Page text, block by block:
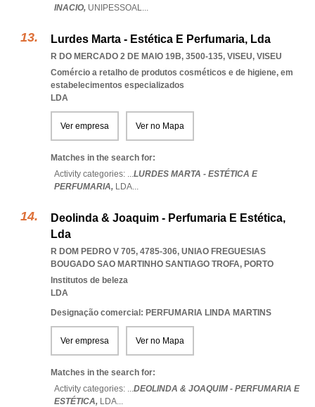
INACIO, UNIPESSOAL...
Lurdes Marta - Estética E Perfumaria, Lda
R DO MERCADO 2 DE MAIO 19B, 3500-135, VISEU, VISEU
Comércio a retalho de produtos cosméticos e de higiene, em
estabelecimentos especializados
LDA
Ver empresa Ver no Mapa
Matches in the search for:
Activity categories: ...LURDES MARTA - ESTÉTICA E
PERFUMARIA, LDA...
Deolinda & Joaquim - Perfumaria E Estética,
Lda
R DOM PEDRO V 705, 4785-306, UNIAO FREGUESIAS
BOUGADO SAO MARTINHO SANTIAGO TROFA, PORTO
Institutos de beleza
LDA
Designação comercial: PERFUMARIA LINDA MARTINS
Ver empresa Ver no Mapa
Matches in the search for:
Activity categories: ...DEOLINDA & JOAQUIM - PERFUMARIA E
ESTÉTICA, LDA...